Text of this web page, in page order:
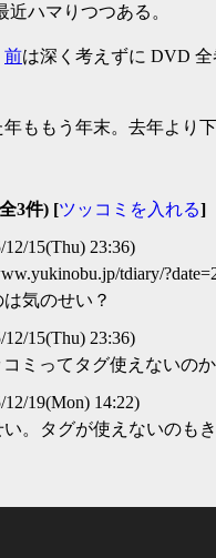
近ハマりつつある。
前は深く考えずに DVD
ももう年末。去年より
3件) [ツッコミを入れる]
12/15(Thu) 23:36)
tdiary/
気のせい？
12/15(Thu) 23:36)
ミってタグ使えないの
12/19(Mon) 14:22)
。タグが使えないのもき